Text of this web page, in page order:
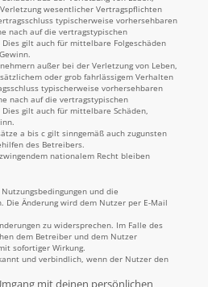
wesentlicher Vertragspflichten
typischerweise vorhersehbaren
nach auf die vertragstypischen
gilt auch für mittelbare Folgeschäden
außer bei der Verletzung von Leben,
oder grob fahrlässigem Verhalten
typischerweise vorhersehbaren
nach auf die vertragstypischen
gilt auch für mittelbare Schäden,
a bis c gilt sinngemäß auch zugunsten
des Betreibers.
nationalem Recht bleiben
und die
Die Änderung wird dem Nutzer per E-Mail
zu widersprechen. Im Falle des
dem Betreiber und dem Nutzer
sofortiger Wirkung.
und verbindlich, wenn der Nutzer den
mit deinen persönlichen